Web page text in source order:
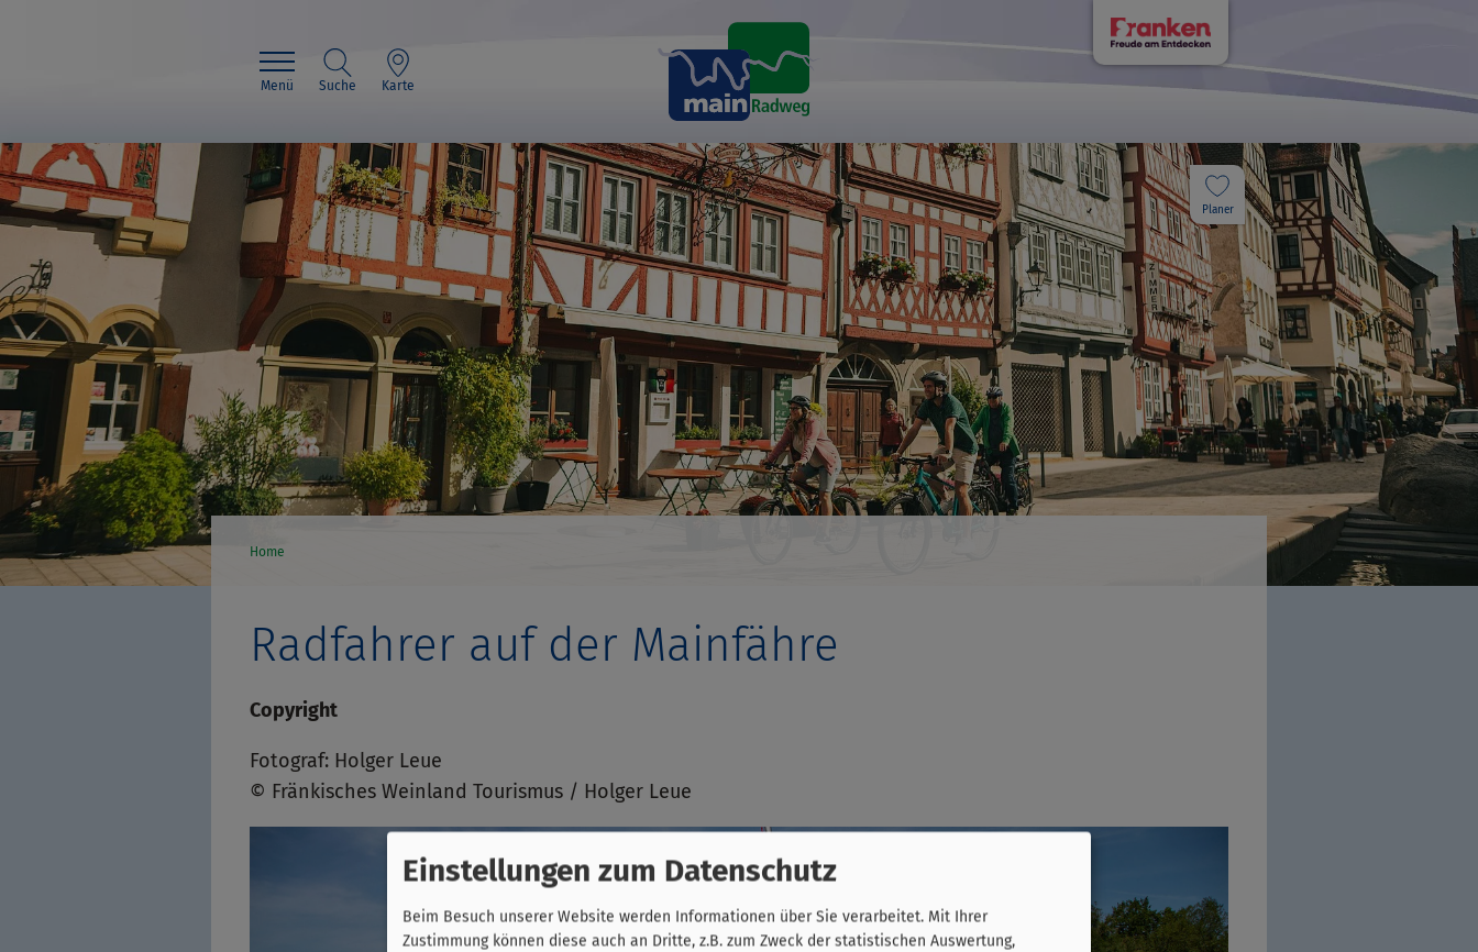
Menü Suche Karte
Planer
Home
Radfahrer auf der Mainfähre
Copyright
Fotograf: Holger Leue
© Fränkisches Weinland Tourismus / Holger Leue
Einstellungen zum Datenschutz
Beim Besuch unserer Website werden Informationen über Sie verarbeitet. Mit Ihrer
Zustimmung können diese auch an Dritte, z.B. zum Zweck der statistischen Auswertung,